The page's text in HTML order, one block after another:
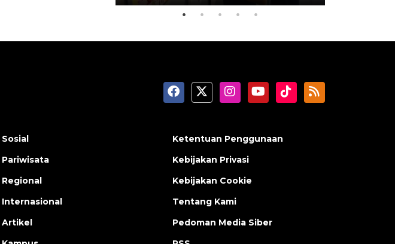
Sosial
Pariwisata
Regional
Internasional
Artikel
Ketentuan Penggunaan
Kebijakan Privasi
Kebijakan Cookie
Tentang Kami
Pedoman Media Siber